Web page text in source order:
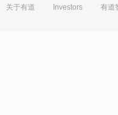
关于有道 Investors 有道